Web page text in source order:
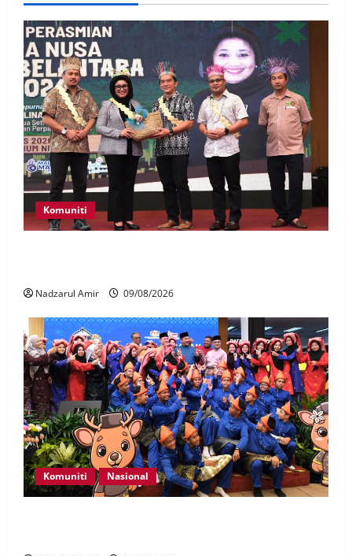
Komuniti
Nadzarul Amir 09/08/2026
Komuniti Nasional